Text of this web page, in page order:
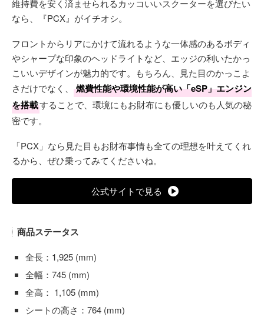
維持費を安く済ませられるカッコいいスクーターを選びたい
なら、『PCX』がイチオシ。
フロントからリアにかけて流れるような一体感のあるボディ
やシャープな印象のヘッドライトなど、エッジの利いたかっ
こいいデザインが魅力的です。もちろん、見た目のかっこよ
さだけでなく、
燃費性能や環境性能が高い「eSP」エンジン
を搭載することで、環境にもお財布にも優しいのも人気の秘
密です。
「PCX」なら見た目もお財布事情も全ての理想を叶えてくれ
るから、ぜひ乗ってみてくださいね。
公式サイトで見る
商品ステータス
全長：1,925 (mm)
全幅：745 (mm)
全高： 1,105 (mm)
シートの高さ：764 (mm)